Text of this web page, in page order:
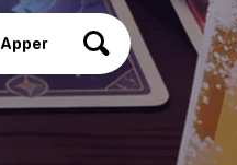
Apper